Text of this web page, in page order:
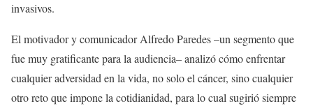
invasivos.
El motivador y comunicador Alfredo Paredes –un segmento que
fue muy gratificante para la audiencia– analizó cómo enfrentar
cualquier adversidad en la vida, no solo el cáncer, sino cualquier
otro reto que impone la cotidianidad, para lo cual sugirió siempre